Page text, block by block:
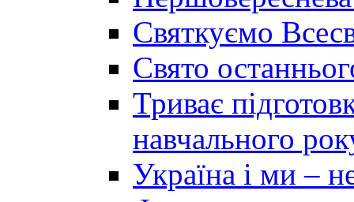
Святкуємо
Свято
Триває
навчального
Україна і ми –